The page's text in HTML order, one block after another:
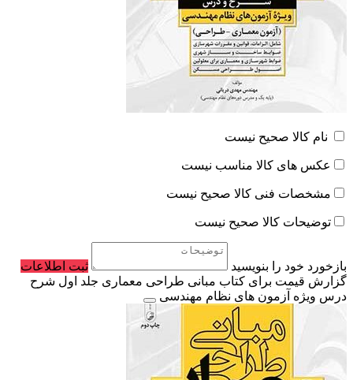
نام کالا صحیح نیست
عکس های کالا مناسب نیست
مشخصات فنی کالا صحیح نیست
توضیحات کالا صحیح نیست
بازخورد خود را بنویسید
ثبت اطلاعات
گزارش قیمت برای کتاب مبانی طراحی معماری جلد اول شرح
درس ویژه آزمون های نظام مهندسی